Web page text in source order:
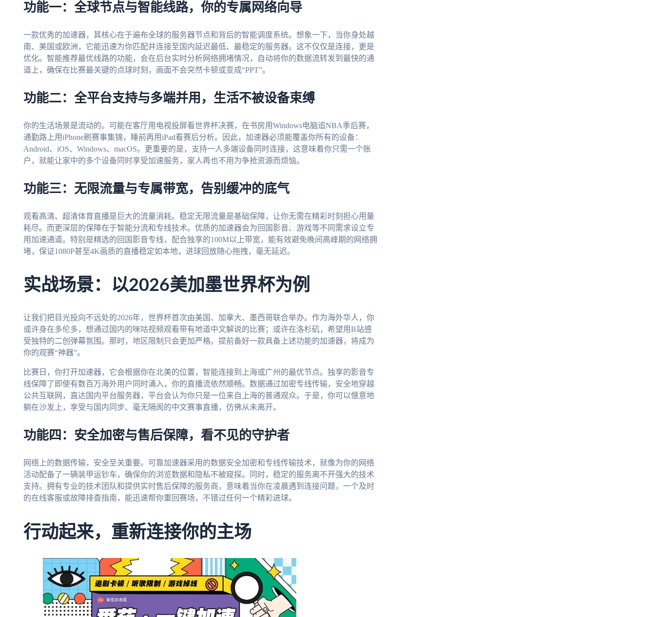
功能一：全球节点与智能线路，你的专属网络向导
一款优秀的加速器，其核心在于遍布全球的服务器节点和背后的智能调度系统。想象一下，当你身处越
南、美国或欧洲，它能迅速为你匹配并连接至国内延迟最低、最稳定的服务器。这不仅仅是连接，更是
优化。智能推荐最优线路的功能，会在后台实时分析网络拥堵情况，自动将你的数据流转发到最快的通
道上，确保在比赛最关键的点球时刻，画面不会突然卡顿或变成“PPT”。
功能二：全平台支持与多端并用，生活不被设备束缚
你的生活场景是流动的。可能在客厅用电视投屏看世界杯决赛，在书房用Windows电脑追NBA季后赛，
通勤路上用iPhone刷赛事集锦，睡前再用iPad看赛后分析。因此，加速器必须能覆盖你所有的设备：
Android、iOS、Windows、macOS。更重要的是，支持一人多端设备同时连接，这意味着你只需一个账
户，就能让家中的多个设备同时享受加速服务，家人再也不用为争抢资源而烦恼。
功能三：无限流量与专属带宽，告别缓冲的底气
观看高清、超清体育直播是巨大的流量消耗。稳定无限流量是基础保障，让你无需在精彩时刻担心用量
耗尽。而更深层的保障在于智能分流和专线技术。优质的加速器会为回国影音、游戏等不同需求设立专
用加速通道。特别是精选的回国影音专线，配合独享的100M以上带宽，能有效避免晚间高峰期的网络拥
堵，保证1080P甚至4K画质的直播稳定如本地，进球回放随心拖拽，毫无延迟。
实战场景：以2026美加墨世界杯为例
让我们把目光投向不远处的2026年，世界杯首次由美国、加拿大、墨西哥联合举办。作为海外华人，你
或许身在多伦多，想通过国内的咪咕视频观看带有地道中文解说的比赛；或许在洛杉矶，希望用B站感
受独特的二创弹幕氛围。那时，地区限制只会更加严格。提前备好一款具备上述功能的加速器，将成为
你的观赛“神器”。
比赛日，你打开加速器，它会根据你在北美的位置，智能连接到上海或广州的最优节点。独享的影音专
线保障了即使有数百万海外用户同时涌入，你的直播流依然顺畅。数据通过加密专线传输，安全地穿越
公共互联网，直达国内平台服务器，平台会认为你只是一位来自上海的普通观众。于是，你可以惬意地
躺在沙发上，享受与国内同步、毫无隔阂的中文赛事直播，仿佛从未离开。
功能四：安全加密与售后保障，看不见的守护者
网络上的数据传输，安全至关重要。可靠加速器采用的数据安全加密和专线传输技术，就像为你的网络
活动配备了一辆装甲运钞车，确保你的浏览数据和隐私不被窥探。同时，稳定的服务离不开强大的技术
支持。拥有专业的技术团队和提供实时售后保障的服务商，意味着当你在凌晨遇到连接问题，一个及时
的在线客服或故障排查指南，能迅速帮你重回赛场，不错过任何一个精彩进球。
行动起来，重新连接你的主场